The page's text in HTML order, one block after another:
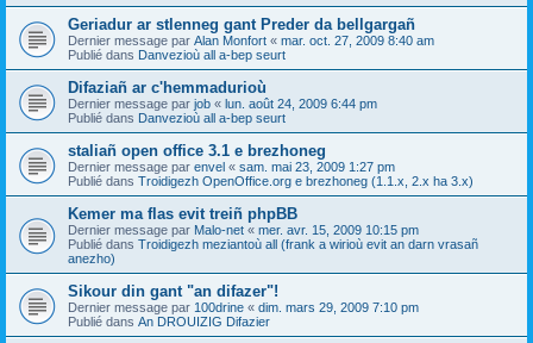
Geriadur ar stlenneg gant Preder da bellgargañ
Dernier message par Alan Monfort « mar. oct. 27, 2009 8:40 am
Publié dans Danvezioù all a-bep seurt
Difaziañ ar c'hemmadurioù
Dernier message par job « lun. août 24, 2009 6:44 pm
Publié dans Danvezioù all a-bep seurt
staliañ open office 3.1 e brezhoneg
Dernier message par envel « sam. mai 23, 2009 1:27 pm
Publié dans Troidigezh OpenOffice.org e brezhoneg (1.1.x, 2.x ha 3.x)
Kemer ma flas evit treiñ phpBB
Dernier message par Malo-net « mer. avr. 15, 2009 10:15 pm
Publié dans Troidigezh meziantoù all (frank a wirioù evit an darn vrasañ
anezho)
Sikour din gant "an difazer"!
Dernier message par 100drine « dim. mars 29, 2009 7:10 pm
Publié dans An DROUIZIG Difazier